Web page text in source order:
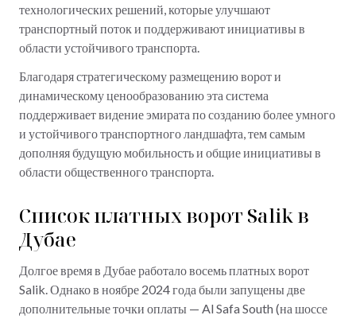
технологических решений, которые улучшают
транспортный поток и поддерживают инициативы в
области устойчивого транспорта.
Благодаря стратегическому размещению ворот и
динамическому ценообразованию эта система
поддерживает видение эмирата по созданию более умного
и устойчивого транспортного ландшафта, тем самым
дополняя будущую мобильность и общие инициативы в
области общественного транспорта.
Список платных ворот Salik в
Дубае
Долгое время в Дубае работало восемь платных ворот
Salik. Однако в ноябре 2024 года были запущены две
дополнительные точки оплаты — Al Safa South (на шоссе